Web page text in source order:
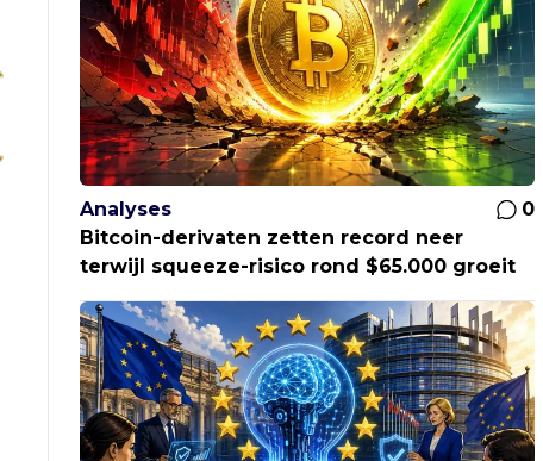
Analyses
0
Bitcoin-derivaten zetten record neer
terwijl squeeze-risico rond $65.000 groeit